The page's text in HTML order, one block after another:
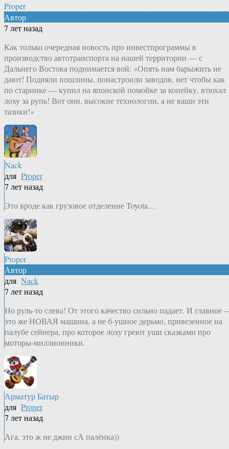
Proper
Автор
7 лет назад
Как только очередная новость про инвестпрограммы в
производство автотранспорта на нашей территории — с
Дальнего Востока поднимается вой: «Опять нам барыжить не
дают! Подняли пошлины, понастроили заводов, нет чтобы как
по старинке — купил на японской помойке за копейку, втюхал
лоху за рупь! Вот они, высокие технологии, а не ваши эти
тазики!»
Nack
для Proper
7 лет назад
Это вроде как грузовое отделение Toyota…
Proper
Автор
для Nack
7 лет назад
Но руль-то слева! От этого качество сильно падает. И главное
это же НОВАЯ машина, а не б-ушное дерьмо, привезенное на
палубе сейнера, про которое лоху греют уши сказками про
моторы-миллионники.
Арматур Батыр
для Proper
7 лет назад
Ага, это ж не джин сА палёнка))